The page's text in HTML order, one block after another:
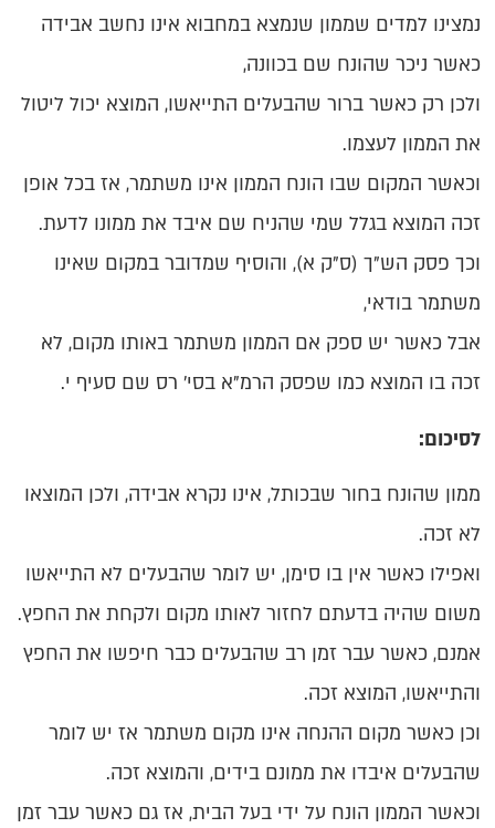
נמצינו למדים שממון שנמצא במחבוא אינו נחשב אבידה
כאשר ניכר שהונח שם בכוונה,
ולכן רק כאשר ברור שהבעלים התייאשו, המוצא יכול ליטול
את הממון לעצמו.
וכאשר המקום שבו הונח הממון אינו משתמר, אז בכל אופן
זכה המוצא בגלל שמי שהניח שם איבד את ממונו לדעת.
וכך פסק הש"ך (ס"ק א), והוסיף שמדובר במקום שאינו
משתמר בודאי,
אבל כאשר יש ספק אם הממון משתמר באותו מקום, לא
זכה בו המוצא כמו שפסק הרמ"א בסי' רס שם סעיף י.
לסיכום:
ממון שהונח בחור שבכותל, אינו נקרא אבידה, ולכן המוצאו
לא זכה.
ואפילו כאשר אין בו סימן, יש לומר שהבעלים לא התייאשו
משום שהיה בדעתם לחזור לאותו מקום ולקחת את החפץ.
אמנם, כאשר עבר זמן רב שהבעלים כבר חיפשו את החפץ
והתייאשו, המוצא זכה.
וכן כאשר מקום ההנחה אינו מקום משתמר אז יש לומר
שהבעלים איבדו את ממונם בידים, והמוצא זכה.
וכאשר הממון הונח על ידי בעל הבית, אז גם כאשר עבר זמן